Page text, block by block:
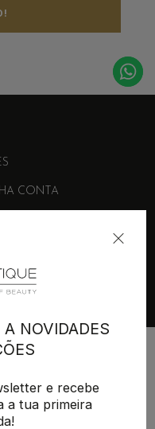
CONTA
NOVIDADES
e recebe
a tua primeira